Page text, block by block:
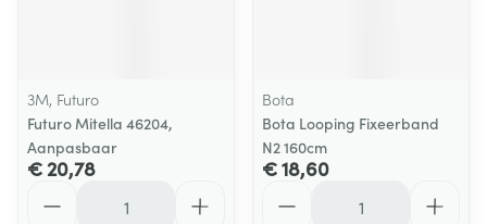
3M, Futuro
Futuro Mitella 46204,
Aanpasbaar
€ 20,78
Bota
Bota Looping Fixeerband
N2 160cm
€ 18,60